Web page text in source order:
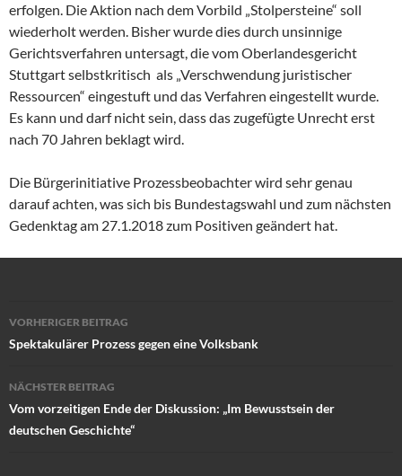
erfolgen. Die Aktion nach dem Vorbild „Stolpersteine“ soll
wiederholt werden. Bisher wurde dies durch unsinnige
Gerichtsverfahren untersagt, die vom Oberlandesgericht
Stuttgart selbstkritisch als „Verschwendung juristischer
Ressourcen“ eingestuft und das Verfahren eingestellt wurde.
Es kann und darf nicht sein, dass das zugefügte Unrecht erst
nach 70 Jahren beklagt wird.
Die Bürgerinitiative Prozessbeobachter wird sehr genau
darauf achten, was sich bis Bundestagswahl und zum nächsten
Gedenktag am 27.1.2018 zum Positiven geändert hat.
Beitragsnavigation
VORHERIGER BEITRAG
Spektakulärer Prozess gegen eine Volksbank
NÄCHSTER BEITRAG
Vom vorzeitigen Ende der Diskussion: „Im Bewusstsein der
deutschen Geschichte“